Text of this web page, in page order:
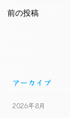
navigation
前の投稿
アーカイブ
2026年8月